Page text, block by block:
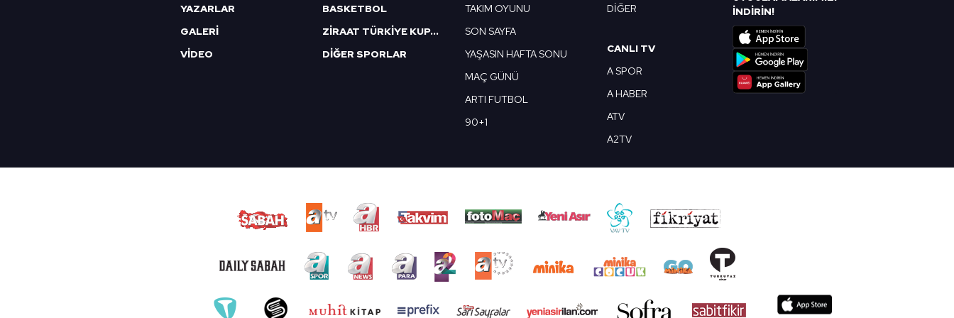
YAZARLAR
GALERİ
VİDEO
BASKETBOL
ZİRAAT TÜRKİYE KUPASI
DİĞER SPORLAR
TAKIM OYUNU
SON SAYFA
YAŞASIN HAFTA SONU
MAÇ GÜNÜ
ARTI FUTBOL
90+1
DİĞER
CANLI TV
A SPOR
A HABER
ATV
A2TV
İNDİRİN!